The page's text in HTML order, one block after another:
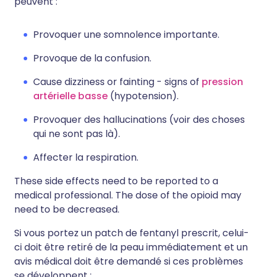
Provoquer une somnolence importante.
Provoque de la confusion.
Cause dizziness or fainting - signs of pression
artérielle basse (hypotension).
Provoquer des hallucinations (voir des choses
qui ne sont pas là).
Affecter la respiration.
These side effects need to be reported to a
medical professional. The dose of the opioid may
need to be decreased.
Si vous portez un patch de fentanyl prescrit, celui-
ci doit être retiré de la peau immédiatement et un
avis médical doit être demandé si ces problèmes